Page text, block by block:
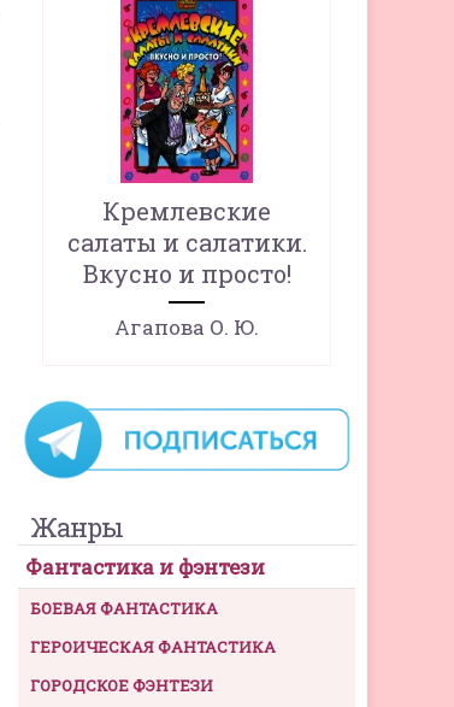
Кремлевские
салаты и салатики.
Вкусно и просто!
Агапова О. Ю.
Жанры
Фантастика и фэнтези
БОЕВАЯ ФАНТАСТИКА
ГЕРОИЧЕСКАЯ ФАНТАСТИКА
ГОРОДСКОЕ ФЭНТЕЗИ